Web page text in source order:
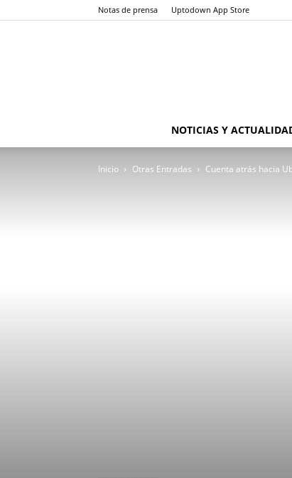
Notas de prensa Uptodown App Store
NOTICIAS Y
Inicio Otras Entradas Cuenta atrás hacia